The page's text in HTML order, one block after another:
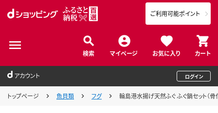
検索 マイページ お気に入り カート
ご利用可能ポイント
アカウント ログイン
トップページ 魚貝類 フグ 輪島港水揚げ天然ふぐ ふぐ鍋セット（